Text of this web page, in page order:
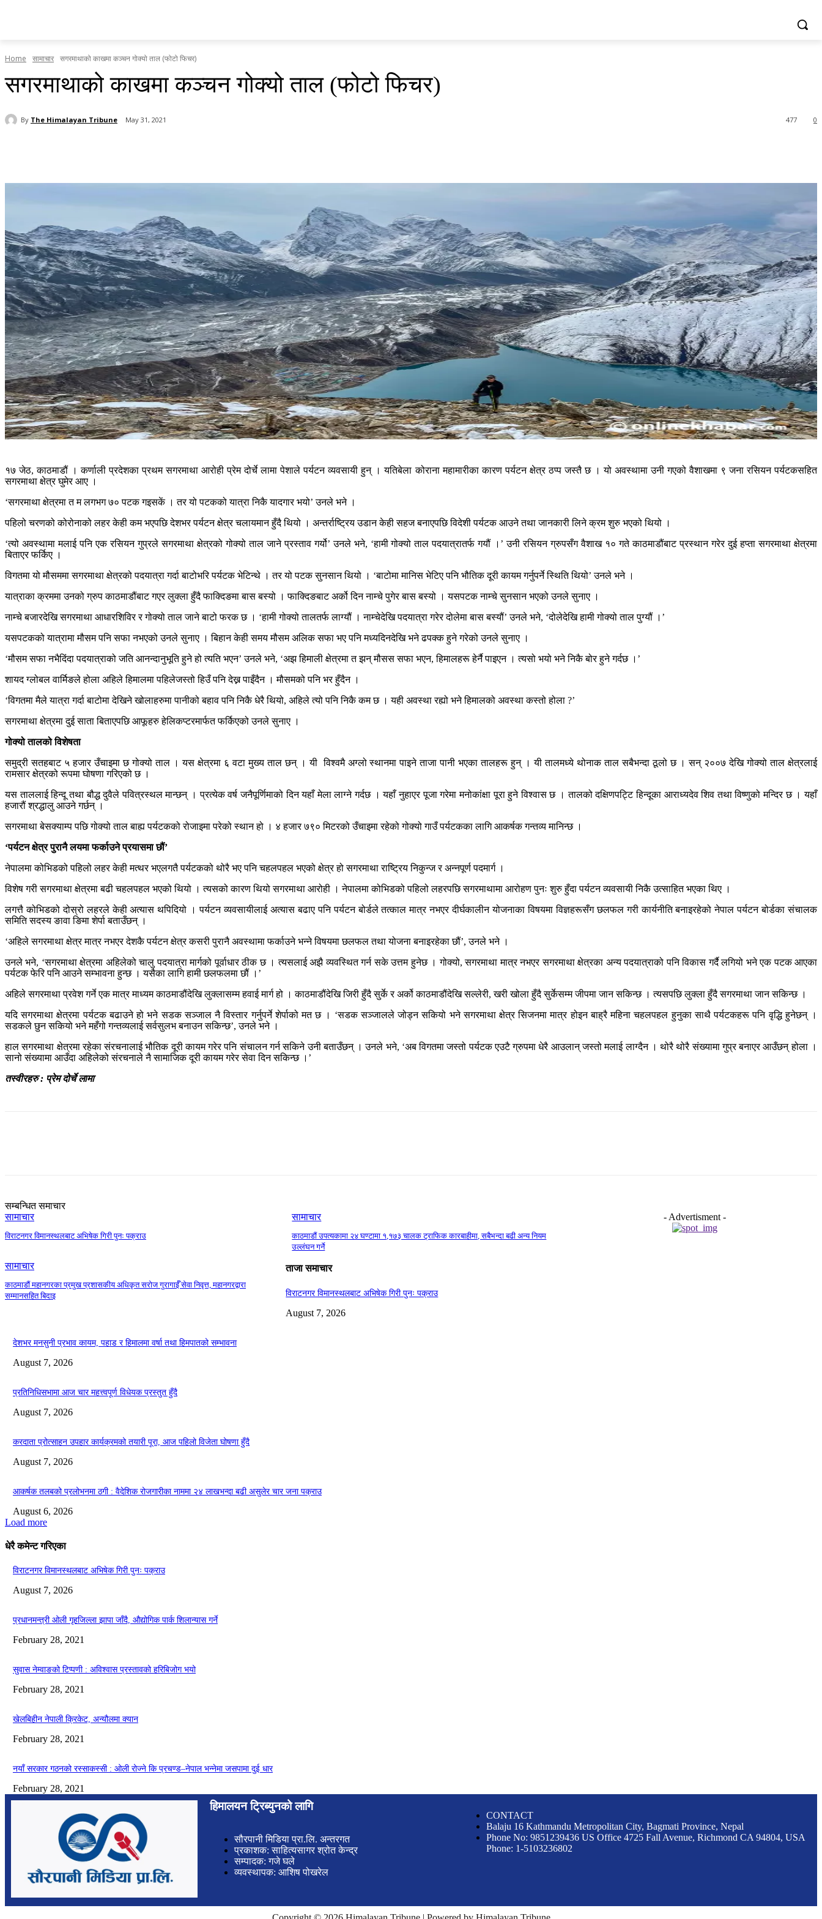
Home सामाचार सगरमाथाको काखमा कञ्चन गोक्यो ताल (फोटो फिचर)
सगरमाथाको काखमा कञ्चन गोक्यो ताल (फोटो फिचर)
By The Himalayan Tribune May 31, 2021 0
477
१७ जेठ, काठमाडौं । कर्णाली प्रदेशका प्रथम सगरमाथा आरोही प्रेम दोर्चे लामा पेशाले पर्यटन व्यवसायी हुन् । यतिबेला कोराना महामारीका कारण पर्यटन क्षेत्र ठप्प जस्तै छ । यो अवस्थामा उनी गएको वैशाखमा ९ जना रसियन पर्यटकसहित
सगरमाथा क्षेत्र घुमेर आए ।
‘सगरमाथा क्षेत्रमा त म लगभग ७० पटक गइसकें । तर यो पटकको यात्रा निकै यादगार भयो’ उनले भने ।
पहिलो चरणको कोरोनाको लहर केही कम भएपछि देशभर पर्यटन क्षेत्र चलायमान हुँदै थियो । अन्तर्राष्ट्रिय उडान केही सहज बनाएपछि विदेशी पर्यटक आउने तथा जानकारी लिने क्रम शुरु भएको थियो ।
‘त्यो अवस्थामा मलाई पनि एक रसियन गुप्रले सगरमाथा क्षेत्रको गोक्यो ताल जाने प्रस्ताव गर्यो’ उनले भने, ‘हामी गोक्यो ताल पदयात्रातर्फ गयौं ।’ उनी रसियन ग्रुपसँग वैशाख १० गते काठमाडौंबाट प्रस्थान गरेर दुई हप्ता सगरमाथा क्षेत्रमा
बिताएर फर्किए ।
विगतमा यो मौसममा सगरमाथा क्षेत्रको पदयात्रा गर्दा बाटोभरि पर्यटक भेटिन्थे । तर यो पटक सुनसान थियो । ‘बाटोमा मानिस भेटिए पनि भौतिक दूरी कायम गर्नुपर्ने स्थिति थियो’ उनले भने ।
यात्राका क्रममा उनको ग्रुप काठमाडौंबाट गएर लुक्ला हुँदै फाक्दिङमा बास बस्यो । फाक्दिङबाट अर्को दिन नाम्चे पुगेर बास बस्यो । यसपटक नाम्चे सुनसान भएको उनले सुनाए ।
नाम्चे बजारदेखि सगरमाथा आधारशिविर र गोक्यो ताल जाने बाटो फरक छ । ‘हामी गोक्यो तालतर्फ लाग्यौं । नाम्चेदेखि पदयात्रा गरेर दोलेमा बास बस्यौं’ उनले भने, ‘दोलेदेखि हामी गोक्यो ताल पुग्यौं ।’
यसपटकको यात्रामा मौसम पनि सफा नभएको उनले सुनाए । बिहान केही समय मौसम अलिक सफा भए पनि मध्यदिनदेखि भने ढपक्क हुने गरेको उनले सुनाए ।
‘मौसम सफा नभैदिंदा पदयात्राको जति आनन्दानुभूति हुने हो त्यति भएन’ उनले भने, ‘अझ हिमाली क्षेत्रमा त झन् मौसस सफा भएन, हिमालहरू हेर्नै पाइएन । त्यसो भयो भने निकै बोर हुने गर्दछ ।’
शायद ग्लोबल वार्मिङले होला अहिले हिमालमा पहिलेजस्तो हिउँ पनि देख्न पाइँदैन । मौसमको पनि भर हुँदैन ।
‘विगतमा मैले यात्रा गर्दा बाटोमा देखिने खोलाहरुमा पानीको बहाव पनि निकै धेरै थियो, अहिले त्यो पनि निकै कम छ । यही अवस्था रह्यो भने हिमालको अवस्था कस्तो होला ?’
सगरमाथा क्षेत्रमा दुई साता बिताएपछि आफूहरु हेलिकप्टरमार्फत फर्किएको उनले सुनाए ।
गोक्यो तालको विशेषता
समुद्री सतहबाट ५ हजार उँचाइमा छ गोक्यो ताल । यस क्षेत्रमा ६ वटा मुख्य ताल छन् । यी विश्वमै अग्लो स्थानमा पाइने ताजा पानी भएका तालहरू हुन् । यी तालमध्ये थोनाक ताल सबैभन्दा ठूलो छ । सन् २००७ देखि गोक्यो ताल क्षेत्रलाई
रामसार क्षेत्रको रूपमा घोषणा गरिएको छ ।
यस ताललाई हिन्दू तथा बौद्ध दुवैले पवित्रस्थल मान्छन् । प्रत्येक वर्ष जनैपूर्णिमाको दिन यहाँ मेला लाग्ने गर्दछ । यहाँ नुहाएर पूजा गरेमा मनोकांक्षा पूरा हुने विश्वास छ । तालको दक्षिणपट्टि हिन्दूका आराध्यदेव शिव तथा विष्णुको मन्दिर छ । यहाँ
हजारौं श्रद्धालु आउने गर्छन् ।
सगरमाथा बेसक्याम्प पछि गोक्यो ताल बाह्य पर्यटकको रोजाइमा परेको स्थान हो । ४ हजार ७९० मिटरको उँचाइमा रहेको गोक्यो गाउँ पर्यटकका लागि आकर्षक गन्तव्य मानिन्छ ।
‘पर्यटन क्षेत्र पुरानै लयमा फर्काउने प्रयासमा छौं’
नेपालमा कोभिडको पहिलो लहर केही मत्थर भएलगतै पर्यटकको थोरै भए पनि चहलपहल भएको क्षेत्र हो सगरमाथा राष्ट्रिय निकुन्ज र अन्नपूर्ण पदमार्ग ।
विशेष गरी सगरमाथा क्षेत्रमा बढी चहलपहल भएको थियो । त्यसको कारण थियो सगरमाथा आरोही । नेपालमा कोभिडको पहिलो लहरपछि सगरमाथामा आरोहण पुनः शुरु हुँदा पर्यटन व्यवसायी निकै उत्साहित भएका थिए ।
लगत्तै कोभिडको दोस्रो लहरले केही अत्यास थपिदियो । पर्यटन व्यवसायीलाई अत्यास बढाए पनि पर्यटन बोर्डले तत्काल मात्र नभएर दीर्घकालीन योजनाका विषयमा विज्ञहरूसँग छलफल गरी कार्यनीति बनाइरहेको नेपाल पर्यटन बोर्डका संचालक
समिति सदस्य ङावा ङिमा शेर्पा बताउँछन् ।
‘अहिले सगरमाथा क्षेत्र मात्र नभएर देशकै पर्यटन क्षेत्र कसरी पुरानै अवस्थामा फर्काउने भन्ने विषयमा छलफल तथा योजना बनाइरहेका छौं’, उनले भने ।
उनले भने, ‘सगरमाथा क्षेत्रमा अहिलेको चालु पदयात्रा मार्गको पूर्वाधार ठीक छ । त्यसलाई अझै व्यवस्थित गर्न सके उत्तम हुनेछ । गोक्यो, सगरमाथा मात्र नभएर सगरमाथा क्षेत्रका अन्य पदयात्राको पनि विकास गर्दै लगियो भने एक पटक आएका
पर्यटक फेरि पनि आउने सम्भावना हुन्छ । यसैका लागि हामी छलफलमा छौं ।’
अहिले सगरमाथा प्रवेश गर्ने एक मात्र माध्यम काठमाडौंदेखि लुक्लासम्म हवाई मार्ग हो । काठमाडौंदेखि जिरी हुँदै सुर्के र अर्को काठमाडौंदेखि सल्लेरी, खरी खोला हुँदै सुर्केसम्म जीपमा जान सकिन्छ । त्यसपछि लुक्ला हुँदै सगरमाथा जान सकिन्छ ।
यदि सगरमाथा क्षेत्रमा पर्यटक बढाउने हो भने सडक सञ्जाल नै विस्तार गर्नुपर्ने शेर्पाको मत छ । ‘सडक सञ्जालले जोड्न सकियो भने सगरमाथा क्षेत्र सिजनमा मात्र होइन बाह्रै महिना चहलपहल हुनुका साथै पर्यटकहरू पनि वृद्धि हुनेछन् ।
सडकले छुन सकियो भने महँगो गन्तव्यलाई सर्वसुलभ बनाउन सकिन्छ’, उनले भने ।
हाल सगरमाथा क्षेत्रमा रहेका संरचनालाई भौतिक दूरी कायम गरेर पनि संचालन गर्न सकिने उनी बताउँछन् । उनले भने, ‘अब विगतमा जस्तो पर्यटक एउटै ग्रुपमा धेरै आउलान् जस्तो मलाई लाग्दैन । थोरै थोरै संख्यामा गुप्र बनाएर आउँछन् होला ।
सानो संख्यामा आउँदा अहिलेको संरचनाले नै सामाजिक दूरी कायम गरेर सेवा दिन सकिन्छ ।’
तस्वीरहरु : प्रेम दोर्चे लामा
सम्बन्धित समाचार
सामाचार
विराटनगर विमानस्थलबाट अभिषेक गिरी पुनः पक्राउ
सामाचार
काठमाडौं उपत्यकामा २४ घण्टामा १,१७३ चालक ट्राफिक कारबाहीमा, सबैभन्दा बढी अन्य नियम
उल्लंघन गर्ने
सामाचार
काठमाडौं महानगरका प्रमुख प्रशासकीय अधिकृत सरोज गुरागाईँ सेवा निवृत्त, महानगरद्वारा
सम्मानसहित बिदाइ
- Advertisment -
ताजा समाचार
विराटनगर विमानस्थलबाट अभिषेक गिरी पुनः पक्राउ
August 7, 2026
देशभर मनसुनी प्रभाव कायम, पहाड र हिमालमा वर्षा तथा हिमपातको सम्भावना
August 7, 2026
प्रतिनिधिसभामा आज चार महत्त्वपूर्ण विधेयक प्रस्तुत हुँदै
August 7, 2026
करदाता प्रोत्साहन उपहार कार्यक्रमको तयारी पूरा, आज पहिलो विजेता घोषणा हुँदै
August 7, 2026
आकर्षक तलबको प्रलोभनमा ठगी : वैदेशिक रोजगारीका नाममा २४ लाखभन्दा बढी असुलेर चार जना पक्राउ
August 6, 2026
Load more
धेरै कमेन्ट गरिएका
विराटनगर विमानस्थलबाट अभिषेक गिरी पुनः पक्राउ
August 7, 2026
प्रधानमन्त्री ओली गृहजिल्ला झापा जाँदै, औद्योगिक पार्क शिलान्यास गर्ने
February 28, 2021
सुवास नेम्वाङको टिप्पणी : अविश्वास प्रस्तावको हरिबिजोग भयो
February 28, 2021
खेलबिहीन नेपाली क्रिकेट, अन्यौलमा क्यान
February 28, 2021
नयाँ सरकार गठनको रस्साकस्सी : ओली रोज्ने कि प्रचण्ड–नेपाल भन्नेमा जसपामा दुई धार
February 28, 2021
हिमालयन ट्रिब्युनको लागि
सौरपानी मिडिया प्रा.लि. अन्तरगत
प्रकाशक: साहित्यसागर श्रोत केन्द्र
सम्पादक: गजे घले
व्यवस्थापक: आशिष पोखरेल
CONTACT
Balaju 16 Kathmandu Metropolitan City, Bagmati Province, Nepal
Phone No: 9851239436 US Office 4725 Fall Avenue, Richmond CA 94804, USA
Phone: 1-5103236802